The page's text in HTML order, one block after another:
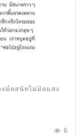
วงมืดสนิทไม่มิดแสง
6